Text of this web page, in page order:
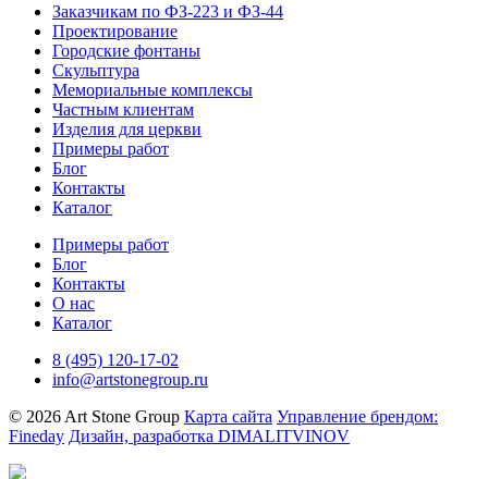
Заказчикам по ФЗ-223 и ФЗ-44
Проектирование
Городские фонтаны
Скульптура
Мемориальные комплексы
Частным клиентам
Изделия для церкви
Примеры работ
Блог
Контакты
Каталог
Примеры работ
Блог
Контакты
О нас
Каталог
8 (495) 120-17-02
info@artstonegroup.ru
© 2026 Art Stone Group Карта сайта Управление брендом:
Fineday Дизайн, разработка DIMALITVINOV